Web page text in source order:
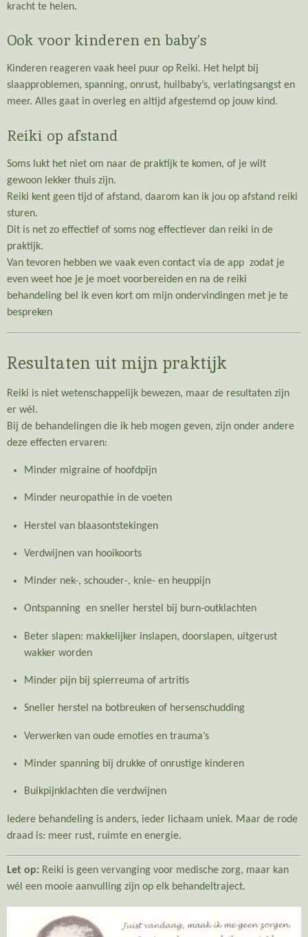
kracht te helen.
Ook voor kinderen en baby’s
Kinderen reageren vaak heel puur op Reiki. Het helpt bij
slaapproblemen, spanning, onrust, huilbaby’s, verlatingsangst en
meer. Alles gaat in overleg en altijd afgestemd op jouw kind.
Reiki op afstand
Soms lukt het niet om naar de praktijk te komen, of je wilt
gewoon lekker thuis zijn.
Reiki kent geen tijd of afstand, daarom kan ik jou op afstand reiki
sturen.
Dit is net zo effectief of soms nog effectiever dan reiki in de
praktijk.
Van tevoren hebben we vaak even contact via de app zodat je
even weet hoe je je moet voorbereiden en na de reiki
behandeling bel ik even kort om mijn ondervindingen met je te
bespreken
Resultaten uit mijn praktijk
Reiki is niet wetenschappelijk bewezen, maar de resultaten zijn
er wél.
Bij de behandelingen die ik heb mogen geven, zijn onder andere
deze effecten ervaren:
Minder migraine of hoofdpijn
Minder neuropathie in de voeten
Herstel van blaasontstekingen
Verdwijnen van hooikoorts
Minder nek-, schouder-, knie- en heuppijn
Ontspanning en sneller herstel bij burn-outklachten
Beter slapen: makkelijker inslapen, doorslapen, uitgerust
wakker worden
Minder pijn bij spierreuma of artritis
Sneller herstel na botbreuken of hersenschudding
Verwerken van oude emoties en trauma’s
Minder spanning bij drukke of onrustige kinderen
Buikpijnklachten die verdwijnen
Iedere behandeling is anders, ieder lichaam uniek. Maar de rode
draad is: meer rust, ruimte en energie.
Let op: Reiki is geen vervanging voor medische zorg, maar kan
wél een mooie aanvulling zijn op elk behandeltraject.